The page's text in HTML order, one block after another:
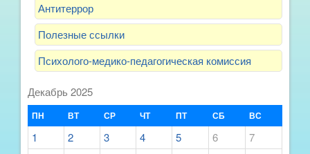
Антитеррор
Полезные ссылки
Психолого-медико-педагогическая комиссия
Декабрь 2025
ПН ВТ СР ЧТ ПТ СБ ВС
1 2 3 4 5 6
7